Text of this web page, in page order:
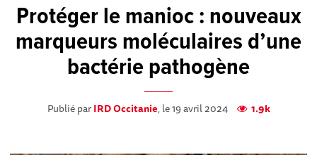
Protéger le manioc : nouveaux
marqueurs moléculaires d’une
bactérie pathogène
Publié parIRD Occitanie, le 19 avril 2024 1.9k